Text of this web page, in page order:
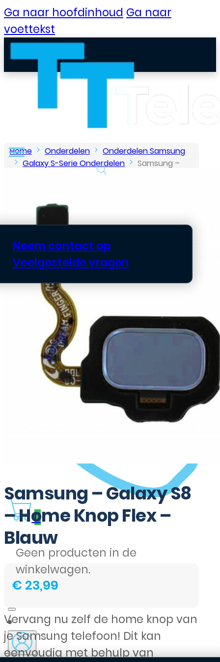
Ga naar hoofdinhoud Ga naar
voettekst
Klantenservice
Neem contact op
Veelgestelde vragen
0
Geen producten in de
winkelwagen.
Home Onderdelen
Onderdelen Samsung
Galaxy S-Serie Onderdelen
Samsung –
Galaxy S8 – Home Knop Flex – Blauw
Samsung – Galaxy S8
– Home Knop Flex –
Blauw
€ 23,99
Vervang nu zelf de home knop van
je Samsung telefoon! Dit kan
eenvoudig met behulp van